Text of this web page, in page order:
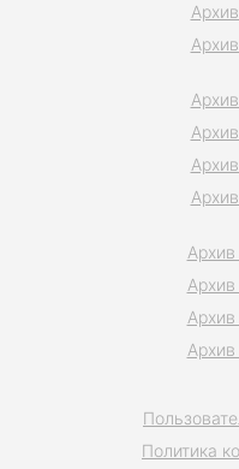
Политика
Архив